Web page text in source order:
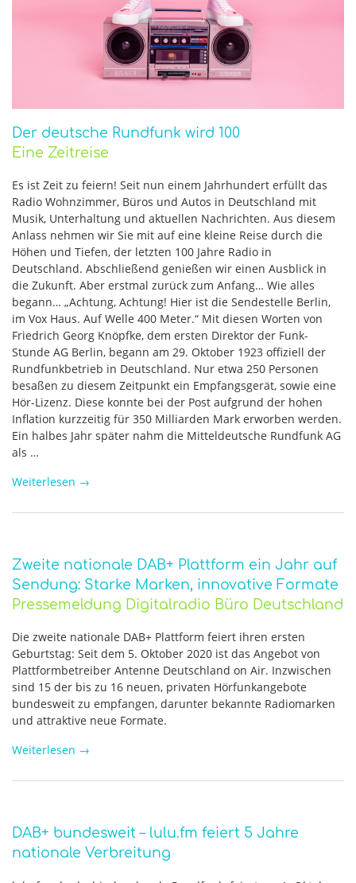
Der deutsche Rundfunk wird 100
Eine Zeitreise
Es ist Zeit zu feiern! Seit nun einem Jahrhundert erfüllt das
Radio Wohnzimmer, Büros und Autos in Deutschland mit
Musik, Unterhaltung und aktuellen Nachrichten. Aus diesem
Anlass nehmen wir Sie mit auf eine kleine Reise durch die
Höhen und Tiefen, der letzten 100 Jahre Radio in
Deutschland. Abschließend genießen wir einen Ausblick in
die Zukunft. Aber erstmal zurück zum Anfang… Wie alles
begann… „Achtung, Achtung! Hier ist die Sendestelle Berlin,
im Vox Haus. Auf Welle 400 Meter.“ Mit diesen Worten von
Friedrich Georg Knöpfke, dem ersten Direktor der Funk-
Stunde AG Berlin, begann am 29. Oktober 1923 offiziell der
Rundfunkbetrieb in Deutschland. Nur etwa 250 Personen
besaßen zu diesem Zeitpunkt ein Empfangsgerät, sowie eine
Hör-Lizenz. Diese konnte bei der Post aufgrund der hohen
Inflation kurzzeitig für 350 Milliarden Mark erworben werden.
Ein halbes Jahr später nahm die Mitteldeutsche Rundfunk AG
als …
Weiterlesen →
Zweite nationale DAB+ Plattform ein Jahr auf
Sendung: Starke Marken, innovative Formate
Pressemeldung Digitalradio Büro Deutschland
Die zweite nationale DAB+ Plattform feiert ihren ersten
Geburtstag: Seit dem 5. Oktober 2020 ist das Angebot von
Plattformbetreiber Antenne Deutschland on Air. Inzwischen
sind 15 der bis zu 16 neuen, privaten Hörfunkangebote
bundesweit zu empfangen, darunter bekannte Radiomarken
und attraktive neue Formate.
Weiterlesen →
DAB+ bundesweit – lulu.fm feiert 5 Jahre
nationale Verbreitung